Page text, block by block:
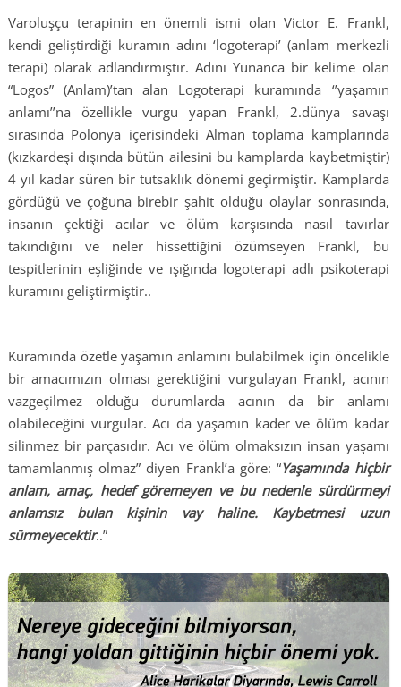
Varoluşçu terapinin en önemli ismi olan Victor E. Frankl,
kendi geliştirdiği kuramın adını ‘logoterapi’ (anlam merkezli
terapi) olarak adlandırmıştır. Adını Yunanca bir kelime olan
“Logos” (Anlam)’tan alan Logoterapi kuramında ‘’yaşamın
anlamı’’na özellikle vurgu yapan Frankl, 2.dünya savaşı
sırasında Polonya içerisindeki Alman toplama kamplarında
(kızkardeşi dışında bütün ailesini bu kamplarda kaybetmiştir)
4 yıl kadar süren bir tutsaklık dönemi geçirmiştir. Kamplarda
gördüğü ve çoğuna birebir şahit olduğu olaylar sonrasında,
insanın çektiği acılar ve ölüm karşısında nasıl tavırlar
takındığını ve neler hissettiğini özümseyen Frankl, bu
tespitlerinin eşliğinde ve ışığında logoterapi adlı psikoterapi
kuramını geliştirmiştir..
Kuramında özetle yaşamın anlamını bulabilmek için öncelikle
bir amacımızın olması gerektiğini vurgulayan Frankl, acının
vazgeçilmez olduğu durumlarda acının da bir anlamı
olabileceğini vurgular. Acı da yaşamın kader ve ölüm kadar
silinmez bir parçasıdır. Acı ve ölüm olmaksızın insan yaşamı
tamamlanmış olmaz” diyen Frankl’a göre: “Yaşamında hiçbir
anlam, amaç, hedef göremeyen ve bu nedenle sürdürmeyi
anlamsız bulan kişinin vay haline. Kaybetmesi uzun
sürmeyecektir..”